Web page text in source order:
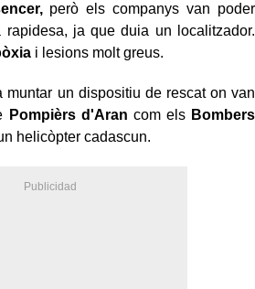
però els companys van poder
rapidesa, ja que duia un localitzador.
i lesions molt greus.
muntar un dispositiu de rescat on van
Pompièrs d'Aran com els Bombers
helicòpter cadascun.